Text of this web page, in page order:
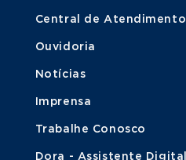
Central de Atendimento
Ouvidoria
Notícias
Imprensa
Trabalhe Conosco
Dora - Assistente Digital